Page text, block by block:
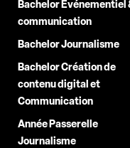
Bachelor Événementiel
communication
Bachelor Journalisme
Bachelor Création de
contenu digital et
Communication
Année Passerelle
Journalisme